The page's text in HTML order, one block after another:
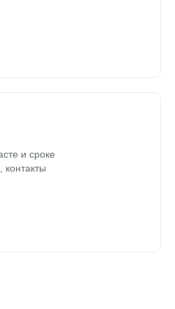
и сроке
контакты